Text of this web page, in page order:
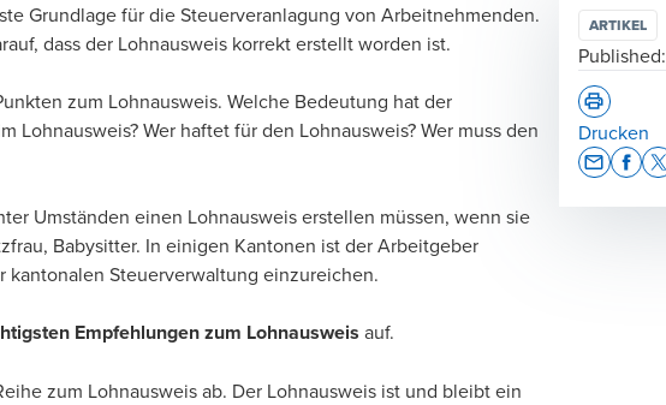
Grundlage für die Steuerveranlagung von Arbeitnehmenden.
dass der Lohnausweis korrekt erstellt worden ist.
zum Lohnausweis. Welche Bedeutung hat der
Lohnausweis? Wer haftet für den Lohnausweis? Wer muss den
Umständen einen Lohnausweis erstellen müssen, wenn sie
Babysitter. In einigen Kantonen ist der Arbeitgeber
Steuerverwaltung einzureichen.
Empfehlungen zum Lohnausweis auf.
zum Lohnausweis ab. Der Lohnausweis ist und bleibt ein
ARTIKEL
Published:
Drucken